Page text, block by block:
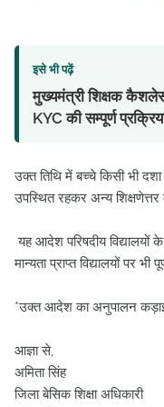
इसे भी पढ़ें
मुख्यमंत्री शिक्षक
KYC की सम्पूर्ण
उक्त तिथि में बच्चे किसी भी
उपस्थित रहकर अन्य शिक्षणेत्तर
यह आदेश परिषदीय विद्यालयों
मान्यता प्राप्त विद्यालयों पर भी
*उक्त आदेश का अनुपालन
आज्ञा से,
अमिता सिंह
जिला बेसिक शिक्षा अधिकारी